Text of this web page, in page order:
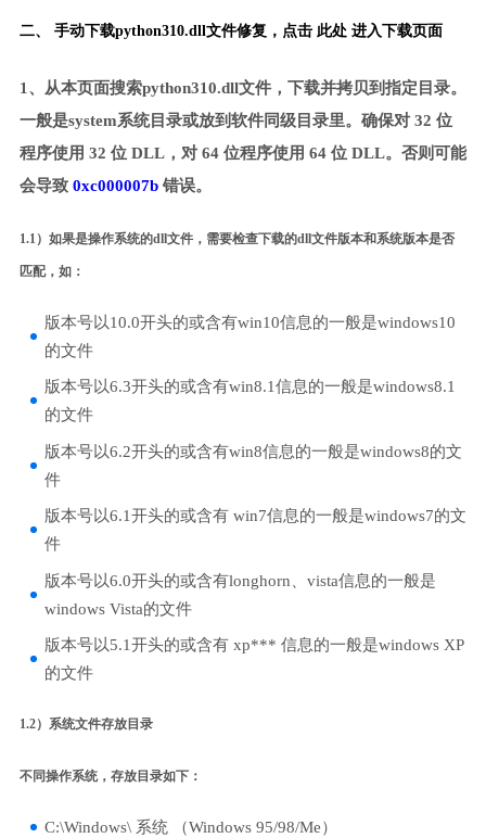
二、 手动下载python310.dll文件修复， 点击 此处 进入下载页面
1、从本页面搜索python310.dll文件，下载并拷贝到指定目录。
一般是system系统目录或放到软件同级目录里。确保对 32 位
程序使用 32 位 DLL，对 64 位程序使用 64 位 DLL。否则可能
会导致 0xc000007b错误。
1.1）如果是操作系统的dll文件，需要检查下载的dll文件版本和系统版本是否
匹配，如：
版本号以10.0开头的或含有win10信息的一般是windows10
的文件
版本号以6.3开头的或含有win8.1信息的一般是windows8.1
的文件
版本号以6.2开头的或含有win8信息的一般是windows8的文
件
版本号以6.1开头的或含有 win7信息的一般是windows7的文
件
版本号以6.0开头的或含有longhorn、vista信息的一般是
windows Vista的文件
版本号以5.1开头的或含有 xp*** 信息的一般是windows XP
的文件
1.2）系统文件存放目录
不同操作系统，存放目录如下：
C:\Windows\ 系统 （Windows 95/98/Me）